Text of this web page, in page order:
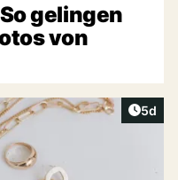
gelingen
von
5d